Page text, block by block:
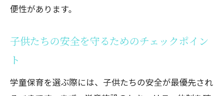
子供たちの成長を支える府中市の学童保育を
子供の個性や興味を考慮した選択
成長段階に応じた学童保育の選び方
便性があります。
子供たちの安全を守るためのチェックポイン
ト
学童保育を選ぶ際には、子供たちの安全が最優先され